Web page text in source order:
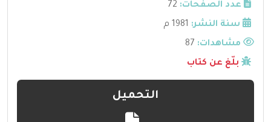
عدد الصفحات: 72
سنة النشر: 1981 م
مشاهدات:
بلّغ عن كتاب
التحميل